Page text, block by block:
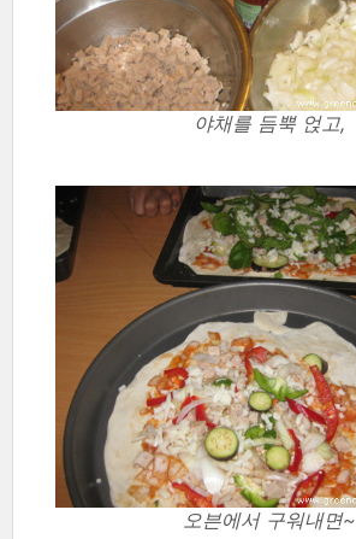
야채를 듬뿍 얹고,
오븐에서 구워내면~